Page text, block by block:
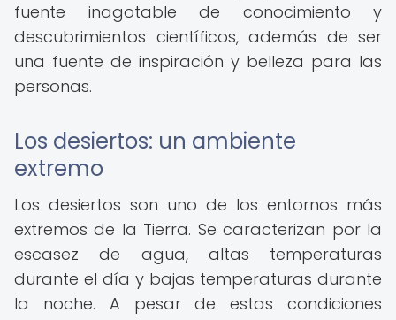
fuente inagotable de conocimiento y
descubrimientos científicos, además de ser
una fuente de inspiración y belleza para las
personas.
Los desiertos: un ambiente
extremo
Los desiertos son uno de los entornos más
extremos de la Tierra. Se caracterizan por la
escasez de agua, altas temperaturas
durante el día y bajas temperaturas durante
la noche. A pesar de estas condiciones